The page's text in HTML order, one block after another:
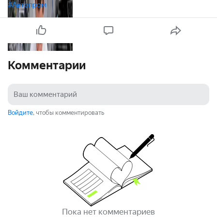
#Автопром
Комментарии
Войдите, чтобы комментировать
Пока нет комментариев